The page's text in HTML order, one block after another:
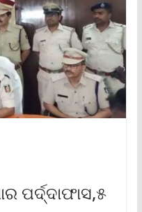
ପର୍ଦ୍ଦାଫାସ,୫